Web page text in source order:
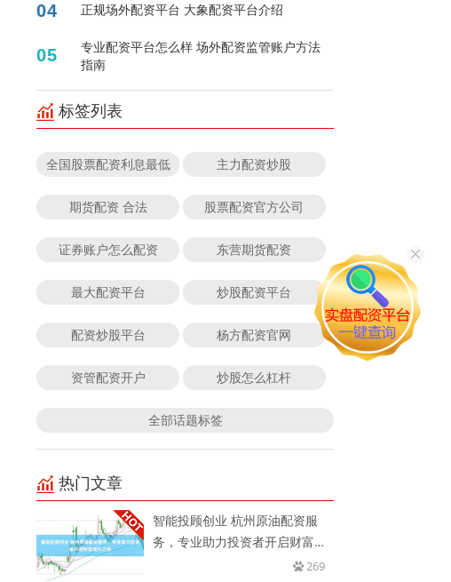
04 正规场外配资平台 大象配资平台介绍
05
专业配资平台怎么样 场外配资监管账户方法
指南
标签列表
全国股票配资利息最低 主力配资炒股
期货配资 合法 股票配资官方公司
证券账户怎么配资 东营期货配资
最大配资平台 炒股配资平台
配资炒股平台 杨方配资官网
资管配资开户 炒股怎么杠杆
全部话题标签
热门文章
智能投顾创业 杭州原油配资服
务，专业助力投资者开启财富增
269